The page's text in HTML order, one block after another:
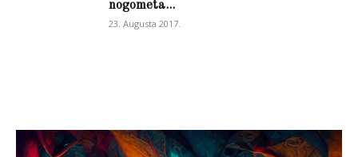
nogometa...
23. Augusta 2017.